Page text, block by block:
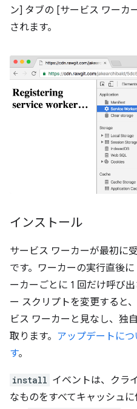
ン] タブの [サービス ワーカ
されます。
インストール
サービス ワーカーが最初に
です。ワーカーの実行直後
ーカーごとに 1 回だけ呼び
ー スクリプトを変更すると
ビス ワーカーと見なし、独
取ります。 アップデートに
す。
install イベントは、クラ
なものをすべてキャッシュ